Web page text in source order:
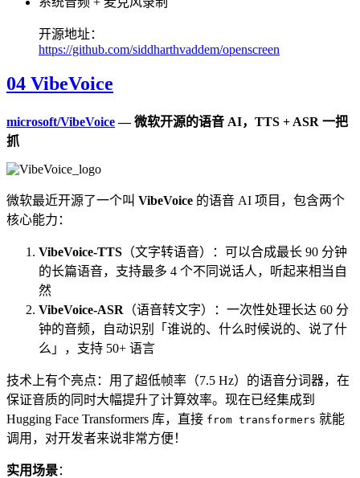
开源地址：
https://github.com/siddharthvaddem/openscreen
04 VibeVoice
microsoft/VibeVoice— 微软开源的语音 AI，TTS + ASR 一把
抓
微软最近开源了一个叫 VibeVoice 的语音 AI 项目，包含两个
核心能力：
VibeVoice-TTS （文字转语音）：可以合成最长 90 分钟
的长篇语音，支持最多 4 个不同说话人，听起来相当自
然
VibeVoice-ASR （语音转文字）：一次性处理长达 60 分
钟的音频，自动识别「谁说的、什么时候说的、说了什
么」，支持 50+ 语言
技术上有个亮点：用了超低帧率（7.5 Hz）的语音分词器，在
保证音质的同时大幅提升了计算效率。现在已经集成到
Hugging Face Transformers 库，直接 from transformers 就能
调用，对开发者来说非常方便！
实用场景：